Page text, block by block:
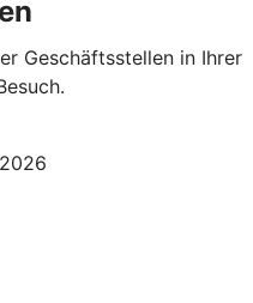
Geschäftsstellen in Ihrer